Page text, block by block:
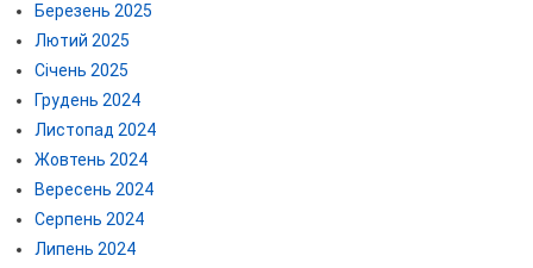
Березень 2025
Лютий 2025
Січень 2025
Грудень 2024
Листопад 2024
Жовтень 2024
Вересень 2024
Серпень 2024
Липень 2024